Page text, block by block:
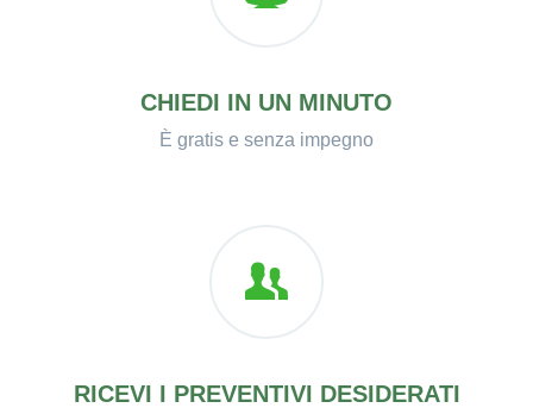
CHIEDI IN UN MINUTO
È gratis e senza impegno
RICEVI I PREVENTIVI DESIDERATI